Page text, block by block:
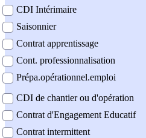
CDI Intérimaire
Saisonnier
Contrat apprentissage
Cont. professionnalisation
Prépa.opérationnel.emploi
CDI de chantier ou d'opération
Contrat d'Engagement Educatif
Contrat intermittent